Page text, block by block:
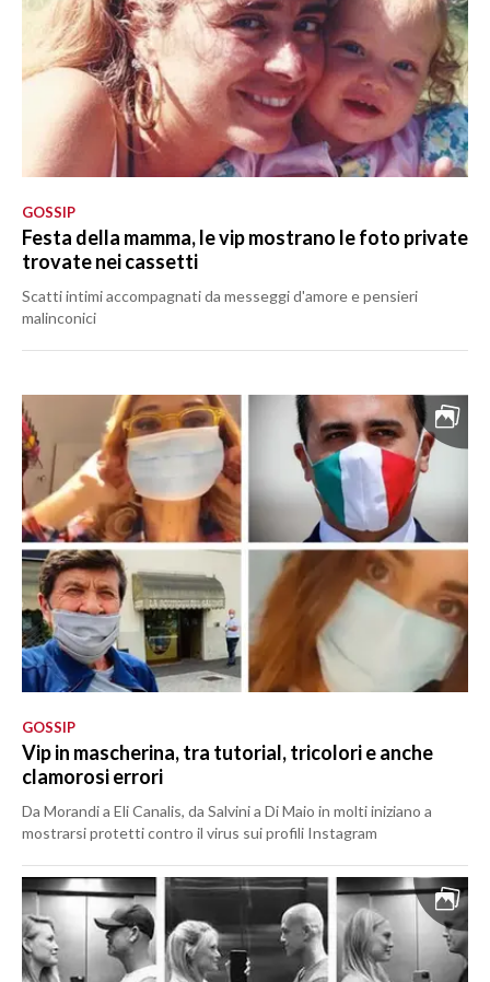
GOSSIP
Festa della mamma, le vip mostrano le foto private
trovate nei cassetti
Scatti intimi accompagnati da messeggi d'amore e pensieri
malinconici
GOSSIP
Vip in mascherina, tra tutorial, tricolori e anche
clamorosi errori
Da Morandi a Eli Canalis, da Salvini a Di Maio in molti iniziano a
mostrarsi protetti contro il virus sui profili Instagram